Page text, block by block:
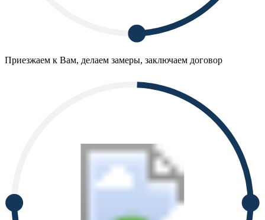
Приезжаем к Вам, делаем замеры, заключаем договор